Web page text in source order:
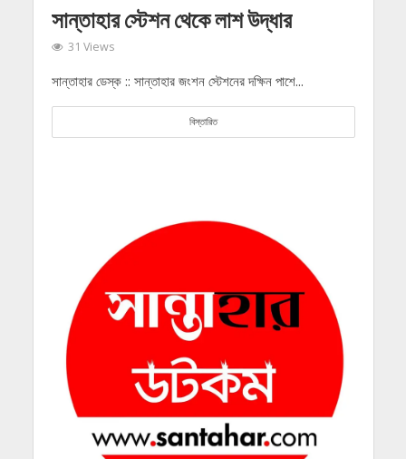
সান্তাহার স্টেশন থেকে লাশ উদ্ধার
31 Views
সান্তাহার ডেস্ক :: সান্তাহার জংশন স্টেশনের দক্ষিন পাশে...
বিস্তারিত